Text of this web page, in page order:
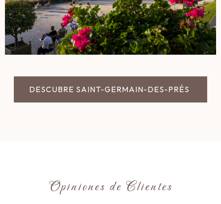
DESCUBRE SAINT-GERMAIN-DES-PRÉS
Opiniones de Clientes